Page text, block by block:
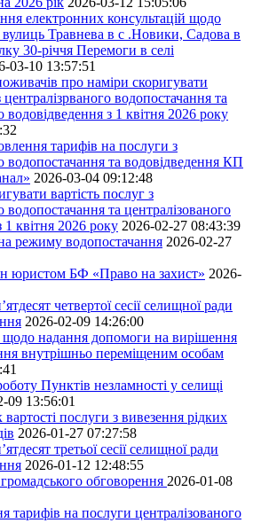
електронних консультацій щодо
Травнева в с .Новики, Садова в
30-річчя Перемоги в селі
03-10 13:57:51
про наміри скоригувати
централізрваного водопостачання та
водовідведення з 1 квітня 2026 року
тарифів на послуги з
водопостачання та водовідведення КП
2026-03-04 09:12:48
вартість послуг з
водопостачання та централізованого
1 квітня 2026 року 2026-02-27 08:43:39
водопостачання 2026-02-27
юристом БФ «Право на захист» 2026-
четвертої сесії селищної ради
2026-02-09 14:26:00
щодо надання допомоги на вирішення
внутрішньо переміщеним особам
Пунктів незламності у селищі
09 13:56:01
послуги з вивезення рідких
2026-01-27 07:27:58
третьої сесії селищної ради
2026-01-12 12:48:55
обговорення 2026-01-08
тарифів на послуги централізованого